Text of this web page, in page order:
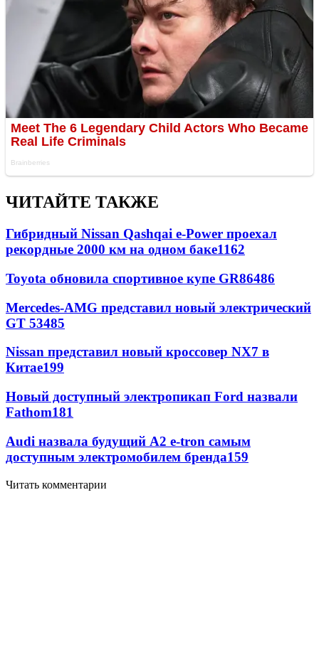
ЧИТАЙТЕ ТАКЖЕ
Гибридный Nissan Qashqai e-Power проехал
рекордные 2000 км на одном баке1162
Toyota обновила спортивное купе GR86486
Mercedes-AMG представил новый электрический
GT 53485
Nissan представил новый кроссовер NX7 в
Китае199
Новый доступный электропикап Ford назвали
Fathom181
Audi назвала будущий A2 e-tron самым
доступным электромобилем бренда159
Читать комментарии